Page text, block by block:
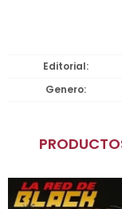
Editorial
Genero